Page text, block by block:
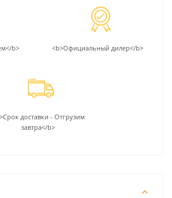
b> <b>Официальный дилер</b>
доставки - Отгрузим
завтра</b>